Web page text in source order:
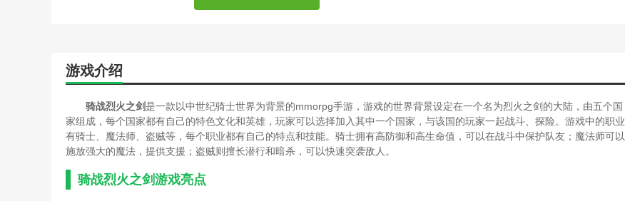
游戏介绍
骑战烈火之剑是一款以中世纪骑士世界为背景的mmorpg手游，游戏的世界背景设定在一个名为烈火之剑的大陆，由五个国
家组成，每个国家都有自己的特色文化和英雄，玩家可以选择加入其中一个国家，与该国的玩家一起战斗、探险。游戏中的职业
有骑士、魔法师、盗贼等，每个职业都有自己的特点和技能。骑士拥有高防御和高生命值，可以在战斗中保护队友；魔法师可以
施放强大的魔法，提供支援；盗贼则擅长潜行和暗杀，可以快速突袭敌人。
骑战烈火之剑游戏亮点